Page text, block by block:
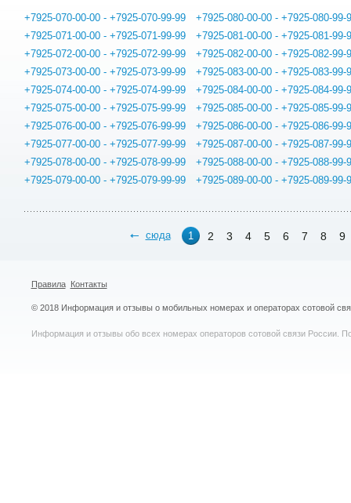
+7925-070-00-00 - +7925-070-99-99
+7925-071-00-00 - +7925-071-99-99
+7925-072-00-00 - +7925-072-99-99
+7925-073-00-00 - +7925-073-99-99
+7925-074-00-00 - +7925-074-99-99
+7925-075-00-00 - +7925-075-99-99
+7925-076-00-00 - +7925-076-99-99
+7925-077-00-00 - +7925-077-99-99
+7925-078-00-00 - +7925-078-99-99
+7925-079-00-00 - +7925-079-99-99
+7925-080-00-00 - +7925-080-99-
+7925-081-00-00 - +7925-081-99-
+7925-082-00-00 - +7925-082-99-
+7925-083-00-00 - +7925-083-99-
+7925-084-00-00 - +7925-084-99-
+7925-085-00-00 - +7925-085-99-
+7925-086-00-00 - +7925-086-99-
+7925-087-00-00 - +7925-087-99-
+7925-088-00-00 - +7925-088-99-
+7925-089-00-00 - +7925-089-99-
сюда 1 2 3 4 5 6 7 8 9
Правила Контакты
© 2018 Информация и отзывы о мобильных номерах и операторах сотовой
Информация и отзывы обо всех номерах операторов сотовой связи России.